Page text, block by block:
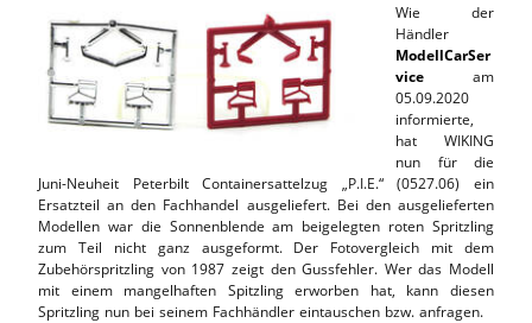
Wie der
Händler
ModellCarSer
vice am
05.09.2020
informierte,
hat WIKING
nun für die
Juni-Neuheit Peterbilt Containersattelzug „P.I.E.“ (0527.06) ein
Ersatzteil an den Fachhandel ausgeliefert. Bei den ausgelieferten
Modellen war die Sonnenblende am beigelegten roten Spritzling
zum Teil nicht ganz ausgeformt. Der Fotovergleich mit dem
Zubehörspritzling von 1987 zeigt den Gussfehler. Wer das Modell
mit einem mangelhaften Spitzling erworben hat, kann diesen
Spritzling nun bei seinem Fachhändler eintauschen bzw. anfragen.